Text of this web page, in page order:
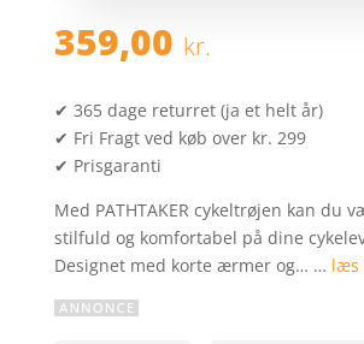
359,00 kr.
✔ 365 dage returret (ja et helt år)
✔ Fri Fragt ved køb over kr. 299
✔ Prisgaranti
Med PATHTAKER cykeltrøjen kan du
stilfuld og komfortabel på dine
Designet med korte ærmer og… … læs